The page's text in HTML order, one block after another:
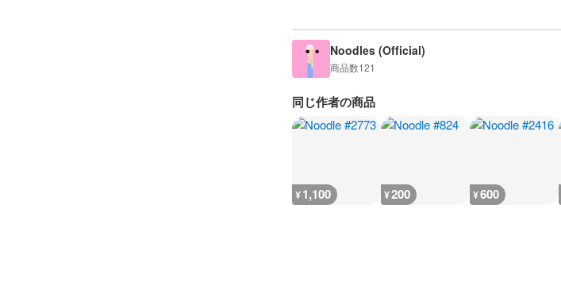
Noodles (Official)
商品数121
同じ作者の商品
¥1,100 ¥200 ¥600